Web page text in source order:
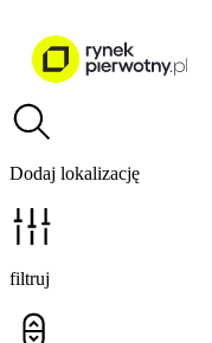
Dodaj lokalizację
filtruj